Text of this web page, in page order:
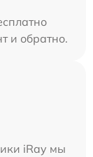
и обратно.
iRay мы